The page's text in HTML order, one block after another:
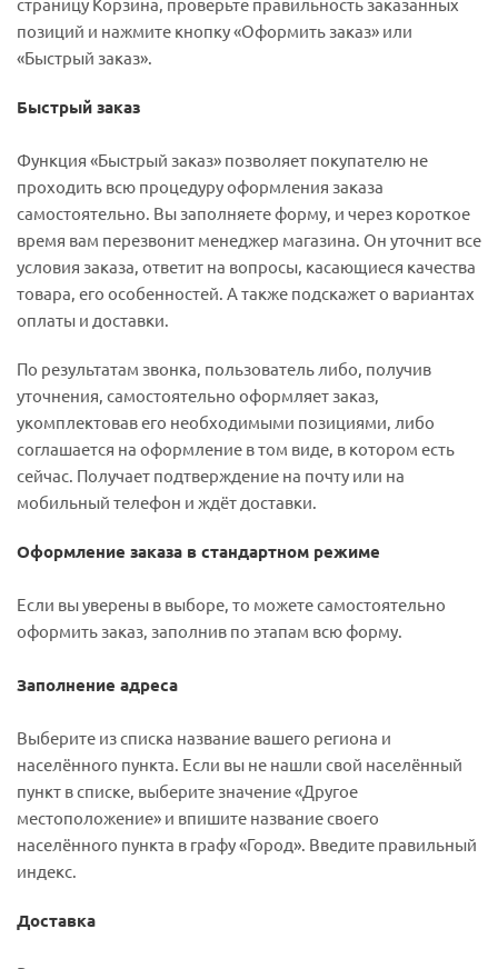
позиций и нажмите кнопку «Оформить заказ» или
«Быстрый заказ».
Быстрый заказ
Функция «Быстрый заказ» позволяет покупателю не
проходить всю процедуру оформления заказа
самостоятельно. Вы заполняете форму, и через короткое
время вам перезвонит менеджер магазина. Он уточнит все
условия заказа, ответит на вопросы, касающиеся качества
товара, его особенностей. А также подскажет о вариантах
оплаты и доставки.
По результатам звонка, пользователь либо, получив
уточнения, самостоятельно оформляет заказ,
укомплектовав его необходимыми позициями, либо
соглашается на оформление в том виде, в котором есть
сейчас. Получает подтверждение на почту или на
мобильный телефон и ждёт доставки.
Оформление заказа в стандартном режиме
Если вы уверены в выборе, то можете самостоятельно
оформить заказ, заполнив по этапам всю форму.
Заполнение адреса
Выберите из списка название вашего региона и
населённого пункта. Если вы не нашли свой населённый
пункт в списке, выберите значение «Другое
местоположение» и впишите название своего
населённого пункта в графу «Город». Введите правильный
индекс.
Доставка